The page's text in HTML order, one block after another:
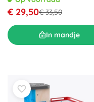
€ 29,50€ 33,50
In mandje